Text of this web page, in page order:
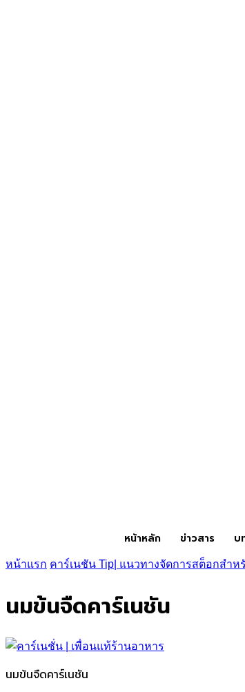
หน้าหลัก ข่าวสาร บ
หน้าแรก คาร์เนชัน Tip| แนวทางจัดการสต็อกสำ
นมข้นจืดคาร์เนชัน
นมข้นจืดคาร์เนชัน